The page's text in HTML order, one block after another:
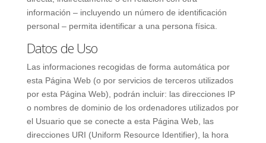
información – incluyendo un número de identificación
personal – permita identificar a una persona física.
Datos de Uso
Las informaciones recogidas de forma automática por
esta Página Web (o por servicios de terceros utilizados
por esta Página Web), podrán incluir: las direcciones IP
o nombres de dominio de los ordenadores utilizados por
el Usuario que se conecte a esta Página Web, las
direcciones URI (Uniform Resource Identifier), la hora